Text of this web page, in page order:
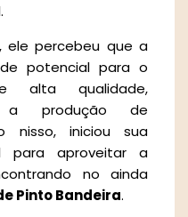
ele percebeu que a
potencial para o
alta qualidade,
a produção de
nisso, iniciou sua
para aproveitar a
no ainda
Pinto Bandeira.